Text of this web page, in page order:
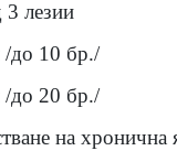
3 лезии
/до 10 бр./
/до 20 бр./
на